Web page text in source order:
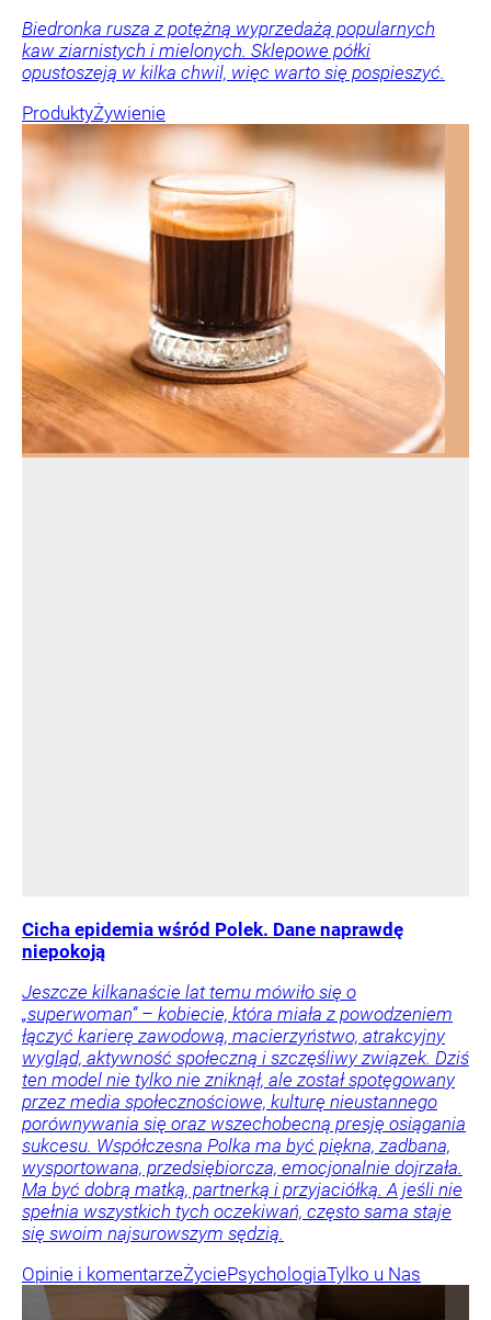
Biedronka rusza z potężną wyprzedażą popularnych
kaw ziarnistych i mielonych. Sklepowe półki
opustoszeją w kilka chwil, więc warto się pospieszyć.
ProduktyŻywienie
Cicha epidemia wśród Polek. Dane naprawdę
niepokoją
Jeszcze kilkanaście lat temu mówiło się o
„superwoman” – kobiecie, która miała z powodzeniem
łączyć karierę zawodową, macierzyństwo, atrakcyjny
wygląd, aktywność społeczną i szczęśliwy związek. Dziś
ten model nie tylko nie zniknął, ale został spotęgowany
przez media społecznościowe, kulturę nieustannego
porównywania się oraz wszechobecną presję osiągania
sukcesu. Współczesna Polka ma być piękna, zadbana,
wysportowana, przedsiębiorcza, emocjonalnie dojrzała.
Ma być dobrą matką, partnerką i przyjaciółką. A jeśli nie
spełnia wszystkich tych oczekiwań, często sama staje
się swoim najsurowszym sędzią.
Opinie i komentarzeŻyciePsychologiaTylko u Nas